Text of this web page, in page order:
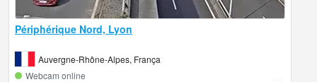
Périphérique Nord, Lyon
Auvergne-Rhône-Alpes, França
Webcam online